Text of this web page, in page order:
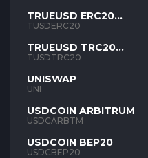
TRUEUSD ERC20
TUSD
TUSDERC20
TRUEUSD TRC20
TUSD
TUSDTRC20
UNISWAP
UNI
USDCOIN ARBITRUM
USDCARBTM
USDCOIN BEP20
USDCBEP20